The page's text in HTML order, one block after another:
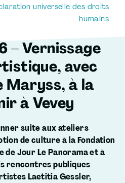
universelle des droits
humains
– Vernissage
avec
Maryss, à la
à Vevey
suite aux ateliers
de culture à la Fondation
de Jour Le Panorama et à
rencontres publiques
Laetitia Gessler,